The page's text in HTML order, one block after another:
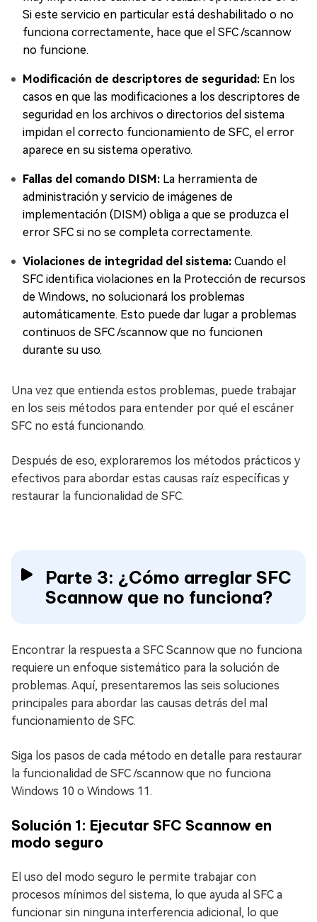
Si este servicio en particular está deshabilitado o no
funciona correctamente, hace que el SFC /scannow
no funcione.
Modificación de descriptores de seguridad: En los
casos en que las modificaciones a los descriptores de
seguridad en los archivos o directorios del sistema
impidan el correcto funcionamiento de SFC, el error
aparece en su sistema operativo.
Fallas del comando DISM: La herramienta de
administración y servicio de imágenes de
implementación (DISM) obliga a que se produzca el
error SFC si no se completa correctamente.
Violaciones de integridad del sistema: Cuando el
SFC identifica violaciones en la Protección de recursos
de Windows, no solucionará los problemas
automáticamente. Esto puede dar lugar a problemas
continuos de SFC /scannow que no funcionen
durante su uso.
Una vez que entienda estos problemas, puede trabajar
en los seis métodos para entender por qué el escáner
SFC no está funcionando.
Después de eso, exploraremos los métodos prácticos y
efectivos para abordar estas causas raíz específicas y
restaurar la funcionalidad de SFC.
Parte 3: ¿Cómo arreglar SFC
Scannow que no funciona?
Encontrar la respuesta a SFC Scannow que no funciona
requiere un enfoque sistemático para la solución de
problemas. Aquí, presentaremos las seis soluciones
principales para abordar las causas detrás del mal
funcionamiento de SFC.
Siga los pasos de cada método en detalle para restaurar
la funcionalidad de SFC /scannow que no funciona
Windows 10 o Windows 11.
Solución 1: Ejecutar SFC Scannow en
modo seguro
El uso del modo seguro le permite trabajar con
procesos mínimos del sistema, lo que ayuda al SFC a
funcionar sin ninguna interferencia adicional, lo que